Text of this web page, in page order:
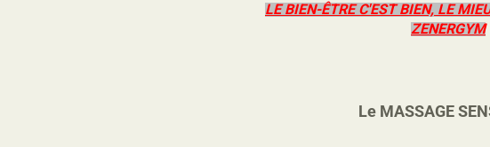
LE BIEN-ÊTRE C'EST BIEN, LE
ZENERGYM
Le MASSAGE